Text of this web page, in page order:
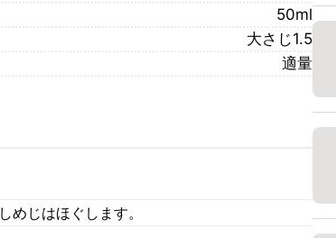
50ml
大さじ1.5
適量
めじはほぐします。